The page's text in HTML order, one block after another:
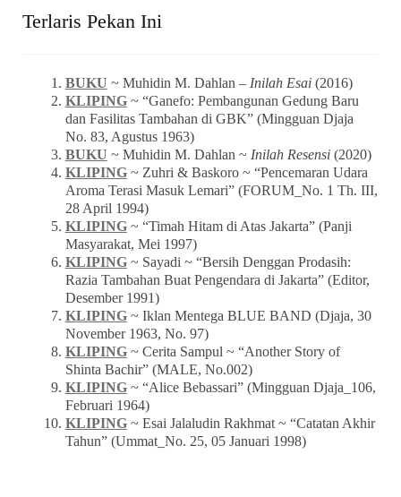
Terlaris Pekan Ini
BUKU ~ Muhidin M. Dahlan – Inilah Esai(2016)
KLIPING~ “Ganefo: Pembangunan Gedung Baru
dan Fasilitas Tambahan di GBK” (Mingguan Djaja
No. 83, Agustus 1963)
BUKU ~ Muhidin M. Dahlan ~ Inilah Resensi(2020)
KLIPING~ Zuhri & Baskoro ~ “Pencemaran Udara
Aroma Terasi Masuk Lemari” (FORUM_No. 1 Th. III,
28 April 1994)
KLIPING~ “Timah Hitam di Atas Jakarta” (Panji
Masyarakat, Mei 1997)
KLIPING~ Sayadi ~ “Bersih Denggan Prodasih:
Razia Tambahan Buat Pengendara di Jakarta” (Editor,
Desember 1991)
KLIPING~ Iklan Mentega BLUE BAND (Djaja, 30
November 1963, No. 97)
KLIPING~ Cerita Sampul ~ “Another Story of
Shinta Bachir” (MALE, No.002)
KLIPING~ “Alice Bebassari” (Mingguan Djaja_106,
Februari 1964)
KLIPING~ Esai Jalaludin Rakhmat ~ “Catatan Akhir
Tahun” (Ummat_No. 25, 05 Januari 1998)